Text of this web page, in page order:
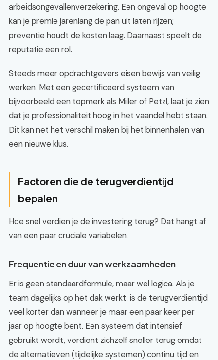
arbeidsongevallenverzekering. Een ongeval op hoogte
kan je premie jarenlang de pan uit laten rijzen;
preventie houdt de kosten laag. Daarnaast speelt de
reputatie een rol.
Steeds meer opdrachtgevers eisen bewijs van veilig
werken. Met een gecertificeerd systeem van
bijvoorbeeld een topmerk als Miller of Petzl, laat je zien
dat je professionaliteit hoog in het vaandel hebt staan.
Dit kan net het verschil maken bij het binnenhalen van
een nieuwe klus.
Factoren die de terugverdientijd
bepalen
Hoe snel verdien je de investering terug? Dat hangt af
van een paar cruciale variabelen.
Frequentie en duur van werkzaamheden
Er is geen standaardformule, maar wel logica. Als je
team dagelijks op het dak werkt, is de terugverdientijd
veel korter dan wanneer je maar een paar keer per
jaar op hoogte bent. Een systeem dat intensief
gebruikt wordt, verdient zichzelf sneller terug omdat
de alternatieven (tijdelijke systemen) continu tijd en